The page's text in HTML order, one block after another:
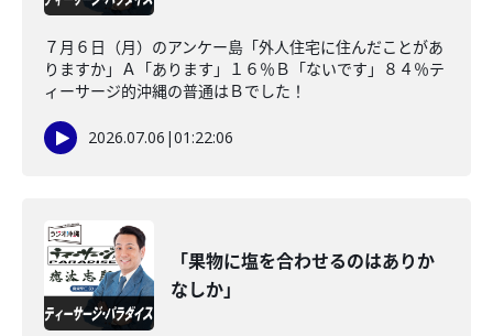
７月６日（月）のアンケー島「外人住宅に住んだことがあ
りますか」Ａ「あります」１６％Ｂ「ないです」８４％テ
ィーサージ的沖縄の普通はＢでした！
2026.07.06 |01:22:06
「果物に塩を合わせるのはありか
なしか」